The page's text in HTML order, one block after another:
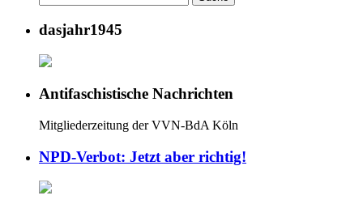
dasjahr1945
Antifaschistische Nachrichten
Mitgliederzeitung der VVN-BdA Köln
NPD-Verbot: Jetzt aber richtig!